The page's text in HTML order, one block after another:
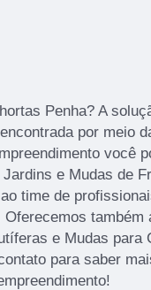
Penha? A
por meio
você
e Mudas de
time de
também
e Mudas para
para saber